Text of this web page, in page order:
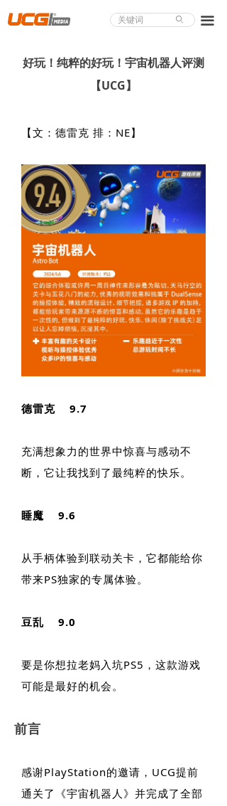
끀
About UCG
天下聚会
游戏视频
商城精品
游戏大赏
小程序
个人中心
ꄙ
【文：德雷克 排：NE】
德雷克 9.7
充满想象力的世界中惊喜与感动不
断，它让我找到了最纯粹的快乐。
睡魔 9.6
从手柄体验到联动关卡，它都能给你
带来PS独家的专属体验。
豆乱 9.0
要是你想拉老妈入坑PS5，这款游戏
可能是最好的机会。
前言
感谢PlayStation的邀请，UCG提前
通关了《宇宙机器人》并完成了全部
好玩！纯粹的好玩！宇宙机器人评测
【UCG】